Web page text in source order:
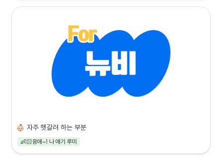
자주 헷갈려 하는 부분
👶🏻응애~! 나 애기 루미